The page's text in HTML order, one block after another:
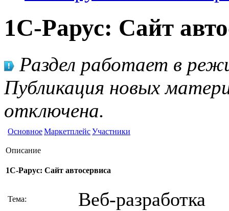
1C-Рарус: Сайт
Раздел работает в
Публикация новых
отключена.
ОсновноеМаркетплейсУчастники
Описание
1C-Рарус: Сайт автосервиса
Тема: Веб-разработка